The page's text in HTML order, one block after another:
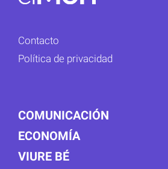
Contacto
Política de privacidad
COMUNICACIÓN
ECONOMÍA
VIURE BÉ